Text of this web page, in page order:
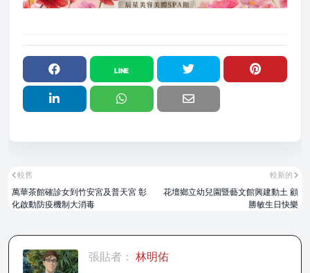
較新的
花壇鄉立幼兒園暨藝文館興建動土 顧
勝敏生日快樂
較舊
萬華茶館確診女到竹安宮及普天宮 彰
化啟動防疫機制大消毒
張貼者： 林明佑